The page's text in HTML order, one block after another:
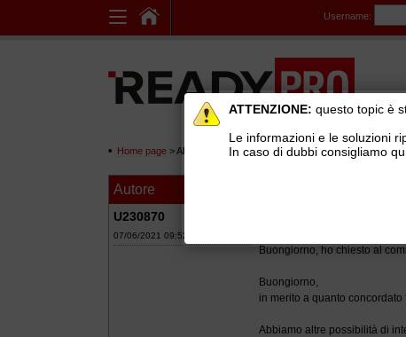
Username:
Home page > AREE DI SUPPORTO TECNICO GRATUITO>
Autore
U230870
07/06/2021 09:52
Buongiorno, ho chiesto al
Buongiorno,
in merito a quanto
Abbiamo altre possibilità di
ATTENZIONE: questo topic è
Le informazioni e le soluzioni
In caso di dubbi consigliamo